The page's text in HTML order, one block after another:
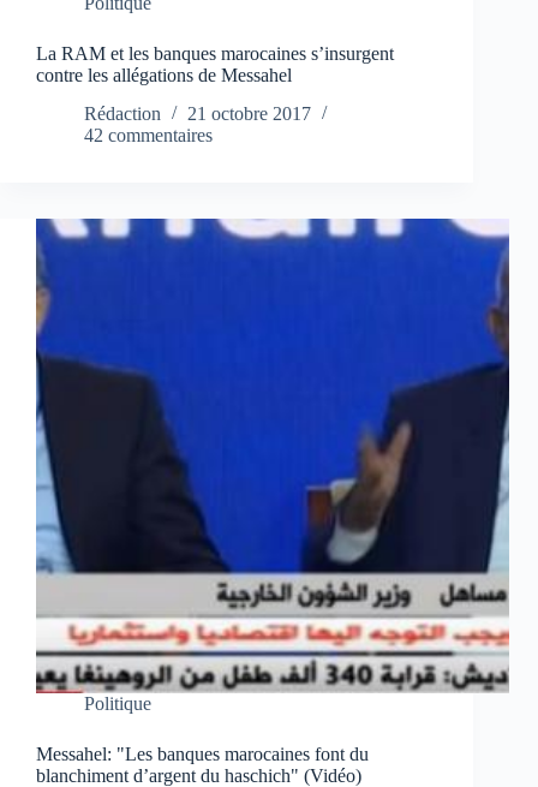
La RAM et les banques marocaines s’insurgent
contre les allégations de Messahel
Rédaction
21 octobre 2017
42 commentaires
Politique
Messahel: "Les banques marocaines font du
blanchiment d’argent du haschich" (Vidéo)